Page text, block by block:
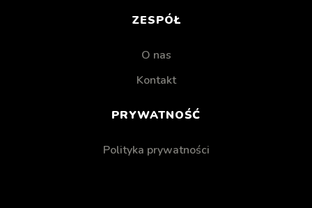
ZESPÓŁ
O nas
Kontakt
PRYWATNOŚĆ
Polityka prywatności